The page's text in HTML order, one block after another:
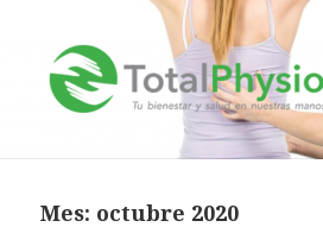
TotalPhysio
Mes: octubre 2020